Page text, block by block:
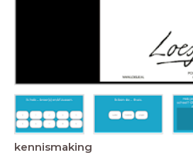
kennismaking